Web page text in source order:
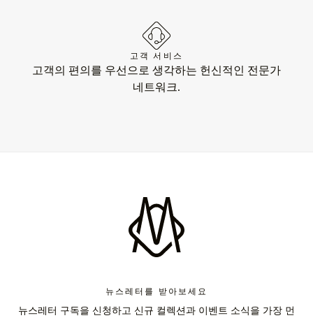
고객 서비스
고객의 편의를 우선으로 생각하는 헌신적인 전문가
네트워크.
뉴스레터를 받아보세요
뉴스레터 구독을 신청하고 신규 컬렉션과 이벤트 소식을 가장 먼